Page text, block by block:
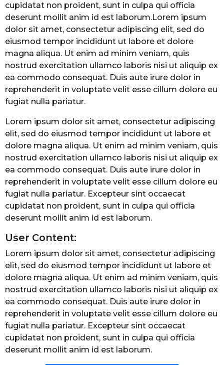
cupidatat non proident, sunt in culpa qui officia
deserunt mollit anim id est laborum.Lorem ipsum
dolor sit amet, consectetur adipiscing elit, sed do
eiusmod tempor incididunt ut labore et dolore
magna aliqua. Ut enim ad minim veniam, quis
nostrud exercitation ullamco laboris nisi ut aliquip ex
ea commodo consequat. Duis aute irure dolor in
reprehenderit in voluptate velit esse cillum dolore eu
fugiat nulla pariatur.
Lorem ipsum dolor sit amet, consectetur adipiscing
elit, sed do eiusmod tempor incididunt ut labore et
dolore magna aliqua. Ut enim ad minim veniam, quis
nostrud exercitation ullamco laboris nisi ut aliquip ex
ea commodo consequat. Duis aute irure dolor in
reprehenderit in voluptate velit esse cillum dolore eu
fugiat nulla pariatur. Excepteur sint occaecat
cupidatat non proident, sunt in culpa qui officia
deserunt mollit anim id est laborum.
User Content:
Lorem ipsum dolor sit amet, consectetur adipiscing
elit, sed do eiusmod tempor incididunt ut labore et
dolore magna aliqua. Ut enim ad minim veniam, quis
nostrud exercitation ullamco laboris nisi ut aliquip ex
ea commodo consequat. Duis aute irure dolor in
reprehenderit in voluptate velit esse cillum dolore eu
fugiat nulla pariatur. Excepteur sint occaecat
cupidatat non proident, sunt in culpa qui officia
deserunt mollit anim id est laborum.